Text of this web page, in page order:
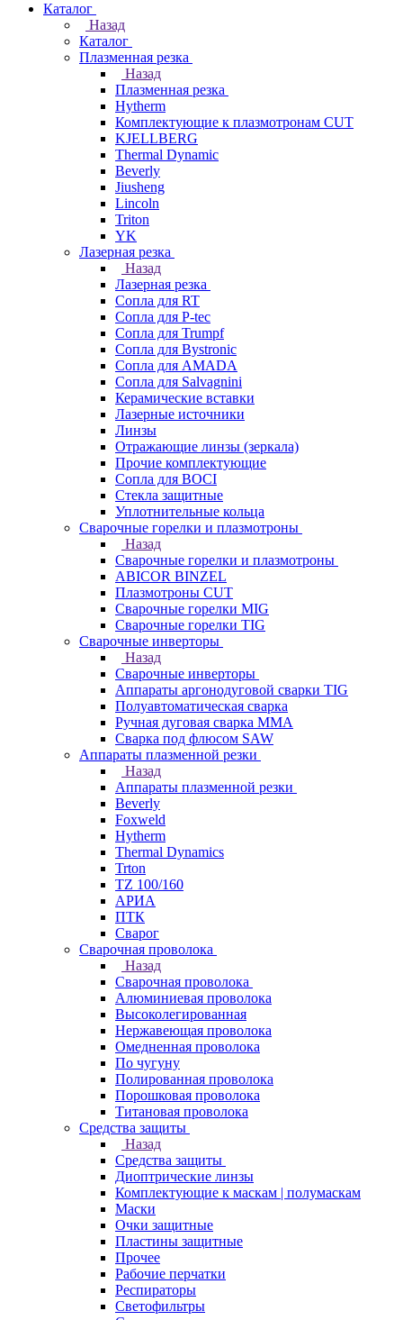
Каталог
Назад
Каталог
Плазменная резка
Назад
Плазменная резка
Hytherm
Комплектующие к плазмотронам CUT
KJELLBERG
Thermal Dynamic
Beverly
Jiusheng
Lincoln
Triton
YK
Лазерная резка
Назад
Лазерная резка
Сопла для RT
Сопла для P-tec
Сопла для Trumpf
Сопла для Bystronic
Сопла для AMADA
Сопла для Salvagnini
Керамические вставки
Лазерные источники
Линзы
Отражающие линзы (зеркала)
Прочие комплектующие
Сопла для BOCI
Стекла защитные
Уплотнительные кольца
Сварочные горелки и плазмотроны
Назад
Сварочные горелки и плазмотроны
ABICOR BINZEL
Плазмотроны CUT
Сварочные горелки MIG
Сварочные горелки TIG
Сварочные инверторы
Назад
Сварочные инверторы
Аппараты аргонодуговой сварки TIG
Полуавтоматическая сварка
Ручная дуговая сварка MMA
Сварка под флюсом SAW
Аппараты плазменной резки
Назад
Аппараты плазменной резки
Beverly
Foxweld
Hytherm
Thermal Dynamics
Trton
TZ 100/160
АРИА
ПТК
Сварог
Сварочная проволока
Назад
Сварочная проволока
Алюминиевая проволока
Высоколегированная
Нержавеющая проволока
Омедненная проволока
По чугуну
Полированная проволока
Порошковая проволока
Титановая проволока
Средства защиты
Назад
Средства защиты
Диоптрические линзы
Комплектующие к маскам | полумаскам
Маски
Очки защитные
Пластины защитные
Прочее
Рабочие перчатки
Респираторы
Светофильтры